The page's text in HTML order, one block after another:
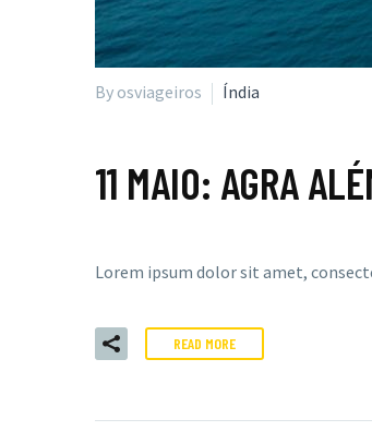
By osviageiros Índia
11 MAIO: AGRA
Lorem ipsum dolor sit amet,
READ MORE